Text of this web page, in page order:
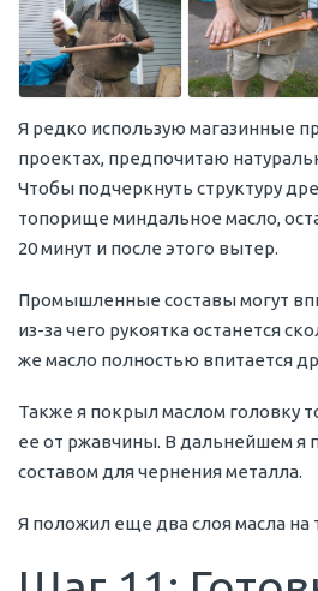
Я редко использую магазинные
проектах, предпочитаю
Чтобы подчеркнуть структуру
топорище миндальное масло,
20 минут и после этого вытер.
Промышленные составы могут
из-за чего рукоятка останется
же масло полностью впитается
Также я покрыл маслом головку
ее от ржавчины. В дальнейшем я
составом для чернения металла.
Я положил еще два слоя масла на